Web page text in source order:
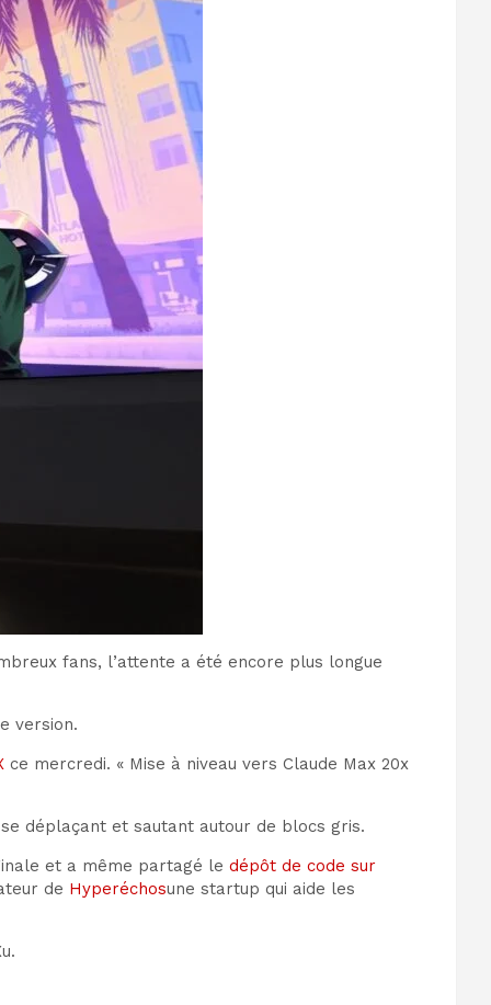
fans, l’attente a été encore plus longue
version.
ce mercredi. « Mise à niveau vers Claude Max 20x
déplaçant et sautant autour de blocs gris.
et a même partagé le dépôt de code sur
de Hyperéchosune startup qui aide les